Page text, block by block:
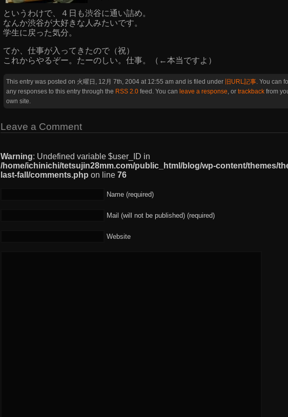
というわけで、４日も渋谷に通い詰め。
なんか渋谷が大好きな人みたいです。
学生に戻った気分。
てか、仕事が入ってきたので（祝）
これからやるぞー。たーのしい。仕事。（←本当ですよ）
This entry was posted on 火曜日, 12月 7th, 2004 at 12:55 am and is filed under 旧URL記事 . You can
any responses to this entry through the RSS 2.0 feed. You can leave a response , or trackback from
own site.
Leave a Comment
Warning: Undefined variable $user_ID in
/home/ichinichi/tetsujin28mm.com/public_html/blog/wp-content/themes/
last-fall/comments.php on line 76
Name (required)
Mail (will not be published) (required)
Website